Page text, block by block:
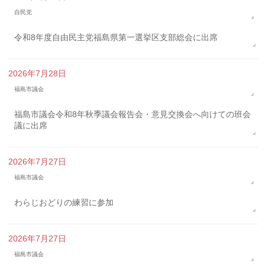
自民党
令和8年度自由民主党福島県第一選挙区支部総会に出席
2026年7月28日
福島市議会
福島市議会令和8年秋季議会報告会・意見交換会へ向けての班会
議に出席
2026年7月27日
福島市議会
わらじおどりの練習に参加
2026年7月27日
福島市議会